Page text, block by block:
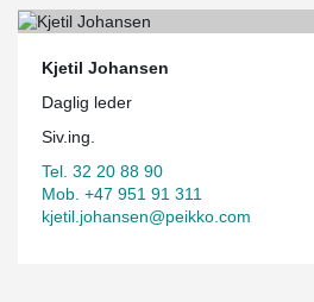
Kjetil Johansen
Daglig leder
Siv.ing.
Tel. 32 20 88 90
Mob. +47 951 91 311
kjetil.johansen@peikko.com